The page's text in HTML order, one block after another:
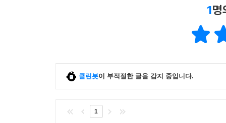
1명
클린봇이 부적절한 글을 감지 중입니다.
1